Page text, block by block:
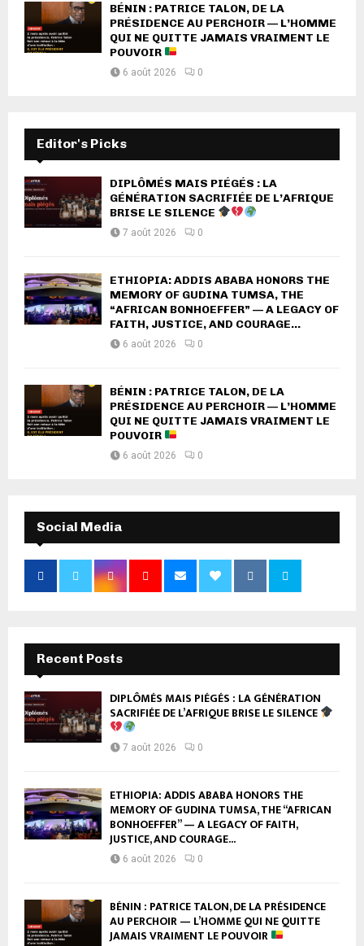
BÉNIN : PATRICE TALON, DE LA
PRÉSIDENCE AU PERCHOIR — L’HOMME
QUI NE QUITTE JAMAIS VRAIMENT LE
POUVOIR
6 août 2026 0
Editor's Picks
DIPLÔMÉS MAIS PIÉGÉS : LA
GÉNÉRATION SACRIFIÉE DE L’AFRIQUE
BRISE LE SILENCE
7 août 2026 0
ETHIOPIA: ADDIS ABABA HONORS THE
MEMORY OF GUDINA TUMSA, THE
“AFRICAN BONHOEFFER” — A LEGACY OF
FAITH, JUSTICE, AND COURAGE...
6 août 2026 0
BÉNIN : PATRICE TALON, DE LA
PRÉSIDENCE AU PERCHOIR — L’HOMME
QUI NE QUITTE JAMAIS VRAIMENT LE
POUVOIR
6 août 2026 0
Social Media
Recent Posts
DIPLÔMÉS MAIS PIÉGÉS : LA GÉNÉRATION
SACRIFIÉE DE L’AFRIQUE BRISE LE SILENCE
7 août 2026 0
ETHIOPIA: ADDIS ABABA HONORS THE
MEMORY OF GUDINA TUMSA, THE “AFRICAN
BONHOEFFER” — A LEGACY OF FAITH,
JUSTICE, AND COURAGE...
6 août 2026 0
BÉNIN : PATRICE TALON, DE LA PRÉSIDENCE
AU PERCHOIR — L’HOMME QUI NE QUITTE
JAMAIS VRAIMENT LE POUVOIR